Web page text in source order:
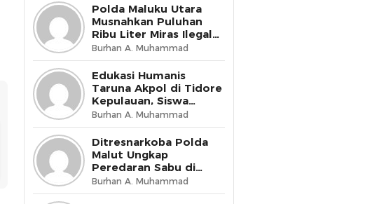
Presisi
Polda Maluku Utara
Musnahkan Puluhan
Ribu Liter Miras Ilegal
dan Bongkar Jaringan
Peredaran Senjata Api
Lintas Negara
Burhan A. Muhammad
Edukasi Humanis
Taruna Akpol di Tidore
Kepulauan, Siswa
Didorong Miliki Disiplin
dan Kemandirian
Burhan A. Muhammad
Ditresnarkoba Polda
Malut Ungkap
Peredaran Sabu di
Halmahera Tengah,
Satu Pengedar
Burhan A. Muhammad